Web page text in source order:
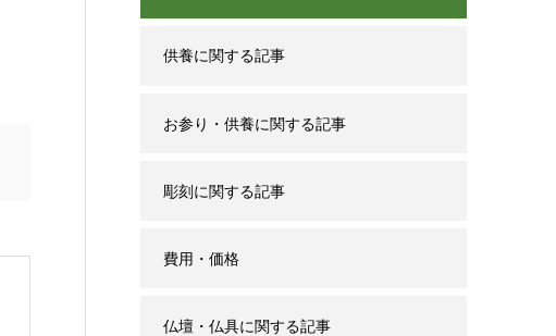
供養に関する記事
お参り・供養に関する記事
彫刻に関する記事
費用・価格
仏壇・仏具に関する記事